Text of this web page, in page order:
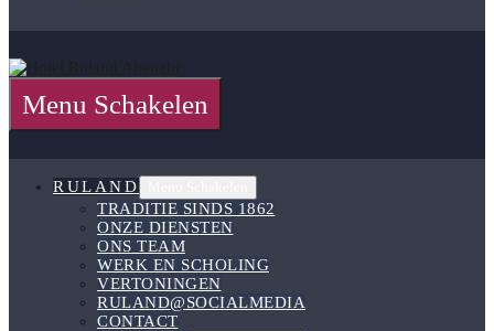
Menu Schakelen
RULAND
TRADITIE SINDS 1862
ONZE DIENSTEN
ONS TEAM
WERK EN SCHOLING
VERTONINGEN
RULAND@SOCIALMEDIA
CONTACT